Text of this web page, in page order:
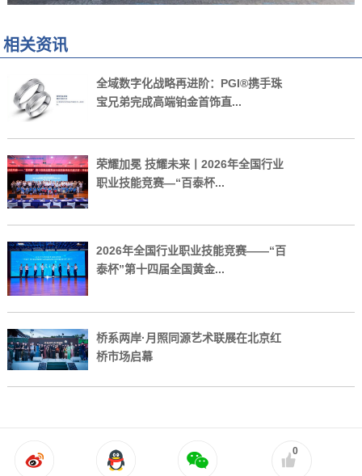
相关资讯
全域数字化战略再进阶：PGI®携手珠
宝兄弟完成高端铂金首饰直...
荣耀加冕 技耀未来丨2026年全国行业
职业技能竞赛—“百泰杯...
2026年全国行业职业技能竞赛——“百
泰杯”第十四届全国黄金...
桥系两岸·月照同源艺术联展在北京红
桥市场启幕
0